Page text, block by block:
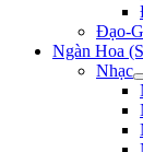
Đạo-
Ngàn Hoa
Nhạc